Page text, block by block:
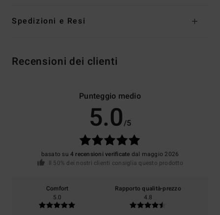
Spedizioni e Resi
Recensioni dei clienti
Punteggio medio
5.0/5
basato su4 recensioni verificate dal maggio 2026
Il 50% dei nostri clienti consiglia questo prodotto
Comfort
5.0
Rapporto qualità-prezzo
4.8